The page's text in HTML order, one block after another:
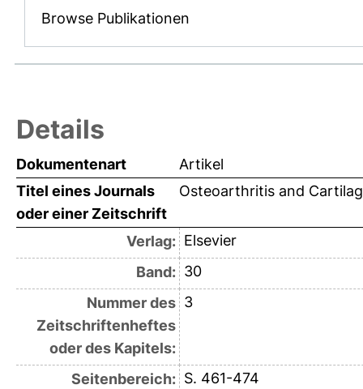
Browse Publikationen
Details
Dokumentenart
Artikel
Titel eines Journals
oder einer Zeitschrift
Osteoarthritis and
Verlag: Elsevier
Band: 30
Nummer des
Zeitschriftenheftes
oder des Kapitels:
3
Seitenbereich: S. 461-474